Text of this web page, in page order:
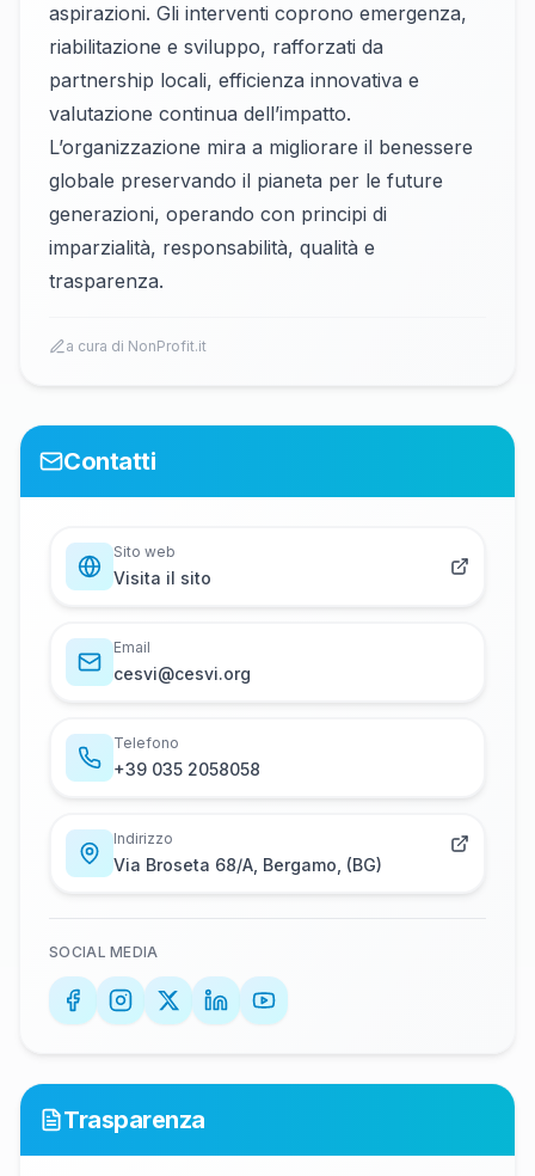
aspirazioni. Gli interventi coprono emergenza,
riabilitazione e sviluppo, rafforzati da
partnership locali, efficienza innovativa e
valutazione continua dell’impatto.
L’organizzazione mira a migliorare il benessere
globale preservando il pianeta per le future
generazioni, operando con principi di
imparzialità, responsabilità, qualità e
trasparenza.
a cura di NonProfit.it
Contatti
Sito web
Visita il sito
Email
c​e​s​v​i​@​c​e​s​v​i​.​o​r​g
Telefono
+​3​9​ ​0​3​5​ ​2​0​5​8​0​5​8
Indirizzo
Via Broseta 68/A, Bergamo, (BG)
SOCIAL MEDIA
Trasparenza